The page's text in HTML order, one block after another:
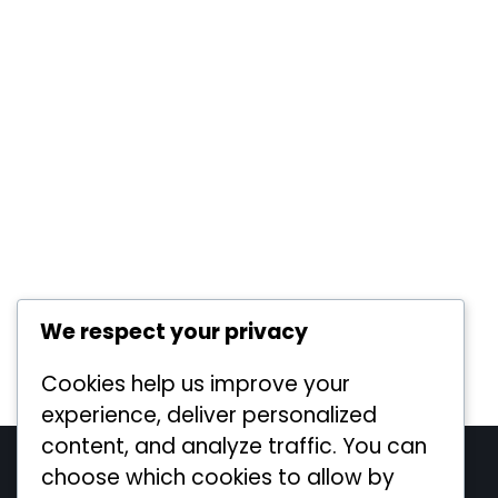
Legal
We respect your privacy
Cookies help us improve your
experience, deliver personalized
content, and analyze traffic. You can
choose which cookies to allow by